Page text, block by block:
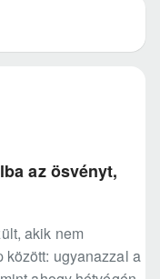
az ösvényt,
akik nem
között: ugyanazzal a